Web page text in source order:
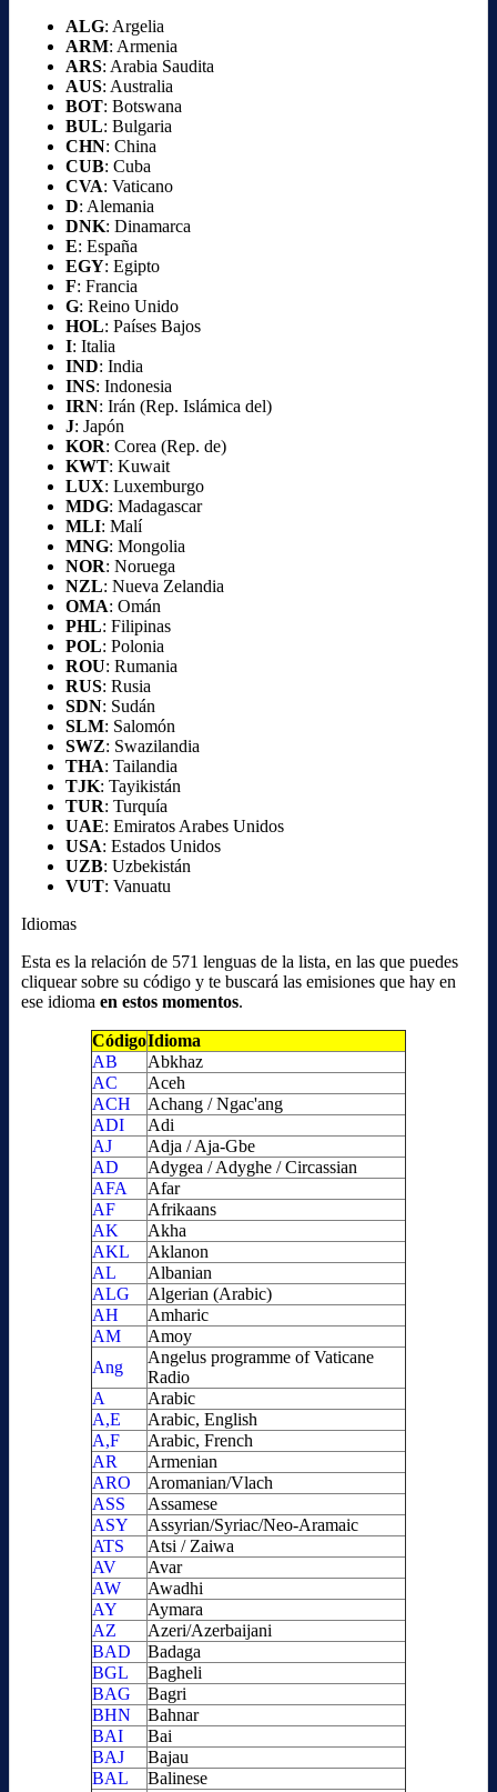
ALG: Argelia
ARM: Armenia
ARS: Arabia Saudita
AUS: Australia
BOT: Botswana
BUL: Bulgaria
CHN: China
CUB: Cuba
CVA: Vaticano
D: Alemania
DNK: Dinamarca
E: España
EGY: Egipto
F: Francia
G: Reino Unido
HOL: Países Bajos
I: Italia
IND: India
INS: Indonesia
IRN: Irán (Rep. Islámica del)
J: Japón
KOR: Corea (Rep. de)
KWT: Kuwait
LUX: Luxemburgo
MDG: Madagascar
MLI: Malí
MNG: Mongolia
NOR: Noruega
NZL: Nueva Zelandia
OMA: Omán
PHL: Filipinas
POL: Polonia
ROU: Rumania
RUS: Rusia
SDN: Sudán
SLM: Salomón
SWZ: Swazilandia
THA: Tailandia
TJK: Tayikistán
TUR: Turquía
UAE: Emiratos Arabes Unidos
USA: Estados Unidos
UZB: Uzbekistán
VUT: Vanuatu
Idiomas
Esta es la relación de 571 lenguas de la lista, en las que puedes
cliquear sobre su código y te buscará las emisiones que hay en
ese idioma en estos momentos.
CódigoIdioma
AB
Abkhaz
AC
Aceh
ACH
Achang / Ngac'ang
ADI
Adi
AJ
Adja / Aja-Gbe
AD
Adygea / Adyghe / Circassian
AFA
Afar
AF
Afrikaans
AK
Akha
AKL
Aklanon
AL
Albanian
ALG
Algerian (Arabic)
AH
Amharic
AM
Amoy
Ang
Angelus programme of Vaticane
Radio
A
Arabic
A,E
Arabic, English
A,F
Arabic, French
AR
Armenian
ARO
Aromanian/Vlach
ASS
Assamese
ASY
Assyrian/Syriac/Neo-Aramaic
ATS
Atsi / Zaiwa
AV
Avar
AW
Awadhi
AY
Aymara
AZ
Azeri/Azerbaijani
BAD
Badaga
BGL
Bagheli
BAG
Bagri
BHN
Bahnar
BAI
Bai
BAJ
Bajau
BAL
Balinese